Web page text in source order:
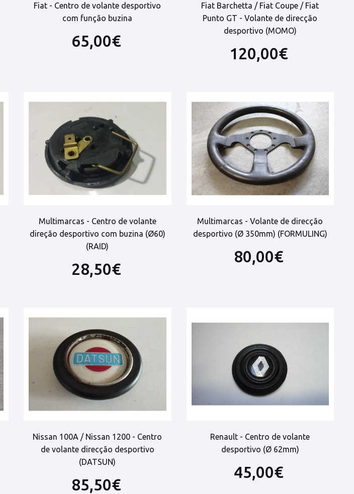
Fiat - Centro de volante desportivo
com função buzina
65,00€
Fiat Barchetta / Fiat Coupe / Fiat
Punto GT - Volante de direcção
desportivo (MOMO)
120,00€
Multimarcas - Centro de volante
direção desportivo com buzina (Ø60)
(RAID)
28,50€
Multimarcas - Volante de direcção
desportivo (Ø 350mm) (FORMULING)
80,00€
Nissan 100A / Nissan 1200 - Centro
de volante direcção desportivo
(DATSUN)
85,50€
Renault - Centro de volante
desportivo (Ø 62mm)
45,00€